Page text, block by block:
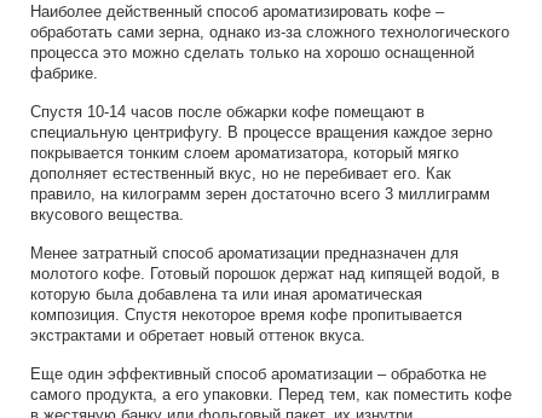
Наиболее действенный способ ароматизировать кофе –
обработать сами зерна, однако из-за сложного технологического
процесса это можно сделать только на хорошо оснащенной
фабрике.
Спустя 10-14 часов после обжарки кофе помещают в
специальную центрифугу. В процессе вращения каждое зерно
покрывается тонким слоем ароматизатора, который мягко
дополняет естественный вкус, но не перебивает его. Как
правило, на килограмм зерен достаточно всего 3 миллиграмм
вкусового вещества.
Менее затратный способ ароматизации предназначен для
молотого кофе. Готовый порошок держат над кипящей водой, в
которую была добавлена та или иная ароматическая
композиция. Спустя некоторое время кофе пропитывается
экстрактами и обретает новый оттенок вкуса.
Еще один эффективный способ ароматизации – обработка не
самого продукта, а его упаковки. Перед тем, как поместить кофе